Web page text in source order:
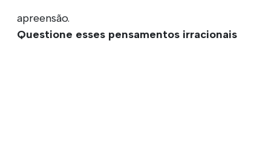
apreensão.
Questione esses pensamentos irracionais